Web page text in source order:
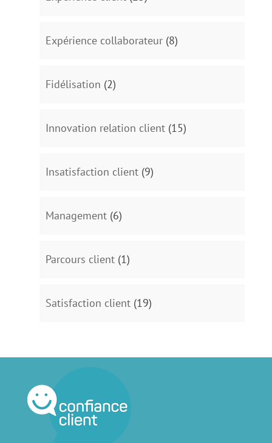
Expérience collaborateur(8)
Fidélisation (2)
Innovation relation client(15)
Insatisfaction client(9)
Management(6)
Parcours client(1)
Satisfaction client(19)